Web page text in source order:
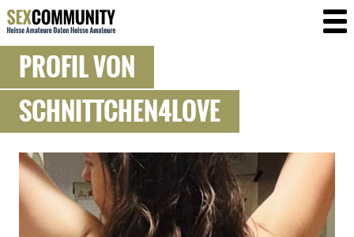
PROFIL VON
SCHNITTCHEN4LOVE